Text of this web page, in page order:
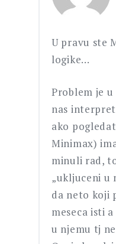
U pravu ste
logike…
Problem je
nas
ako
Minimax)
minuli rad,
„ukljuceni u
da neto koji
meseca isti
u njemu tj